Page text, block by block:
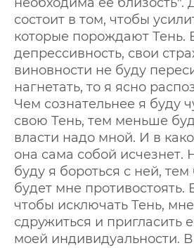
состоит в том, чтобы
которые порождают Тень.
депрессивность, свои
виновности не буду
нагнетать, то я ясно
Чем сознательнее я буду
свою Тень, тем меньше
власти надо мной. И в
она сама собой исчезнет.
буду я бороться с ней,
будет мне противостоять.
чтобы исключать Тень,
сдружиться и пригласить
моей индивидуальности.